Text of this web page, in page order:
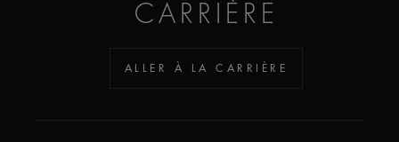
CARRIÈRE
ALLER À LA CARRIÈRE